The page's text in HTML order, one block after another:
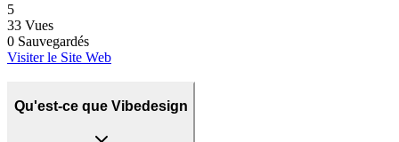
5
33 Vues
0 Sauvegardés
Visiter le Site Web
Qu'est-ce que Vibedesign